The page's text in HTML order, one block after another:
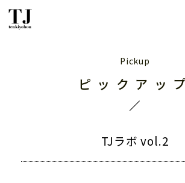
ピックアップ
TJラボ vol.2